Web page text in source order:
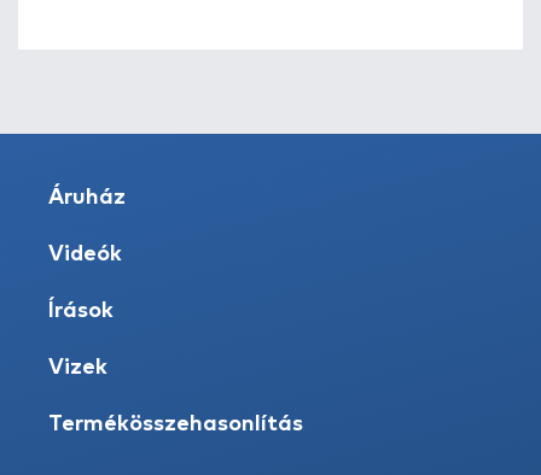
Áruház
Videók
Írások
Vizek
Termékösszehasonlítás